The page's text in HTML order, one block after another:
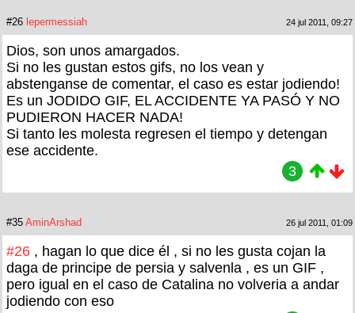
#26 lepermessiah 24 jul 2011, 09:27
Dios, son unos amargados.
Si no les gustan estos gifs, no los vean y
abstenganse de comentar, el caso es estar jodiendo!
Es un JODIDO GIF, EL ACCIDENTE YA PASÓ Y NO
PUDIERON HACER NADA!
Si tanto les molesta regresen el tiempo y detengan
ese accidente.
3
#35 AminArshad 26 jul 2011, 01:09
#26 , hagan lo que dice él , si no les gusta cojan la
daga de principe de persia y salvenla , es un GIF ,
pero igual en el caso de Catalina no volveria a andar
jodiendo con eso